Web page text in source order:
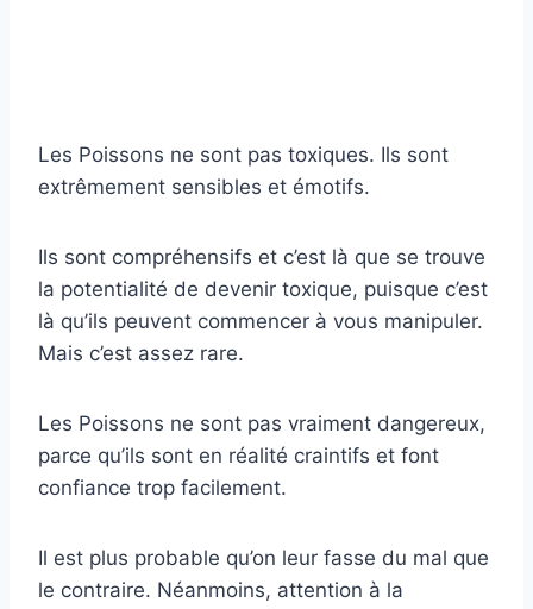
Les Poissons ne sont pas toxiques. Ils sont
extrêmement sensibles et émotifs.
Ils sont compréhensifs et c’est là que se trouve
la potentialité de devenir toxique, puisque c’est
là qu’ils peuvent commencer à vous manipuler.
Mais c’est assez rare.
Les Poissons ne sont pas vraiment dangereux,
parce qu’ils sont en réalité craintifs et font
confiance trop facilement.
Il est plus probable qu’on leur fasse du mal que
le contraire. Néanmoins, attention à la